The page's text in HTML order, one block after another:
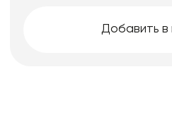
Добавить в